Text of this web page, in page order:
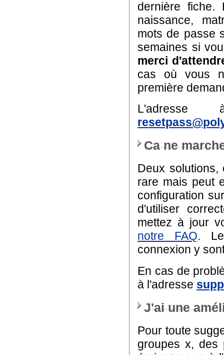
dernière fiche.
naissance,
mots de passe
semaines si
merci
cas où vous
première
L'adresse
Ca ne
Deux
rare mais peut
configuration
d'utiliser
mettez à jour
notre FAQ.
connexion y
En cas de
à l'adresse
J'ai une
Pour toute
groupes x, des